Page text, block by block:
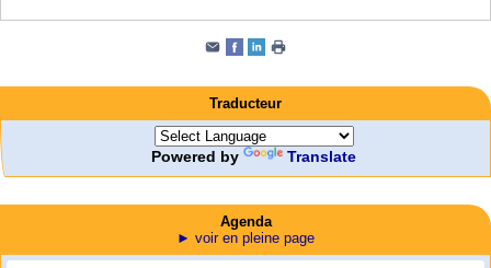
Traducteur
Powered by Translate
Agenda
► voir en pleine page